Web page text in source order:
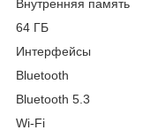
Внутренняя память
64 ГБ
Интерфейсы
Bluetooth
Bluetooth 5.3
Wi-Fi